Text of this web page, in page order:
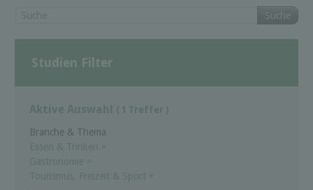
Suche
Studien Filter
Aktive Auswahl ( 1 Treffer )
Branche & Thema
Essen & Trinken ×
Gastronomie ×
Tourismus, Freizeit & Sport ×